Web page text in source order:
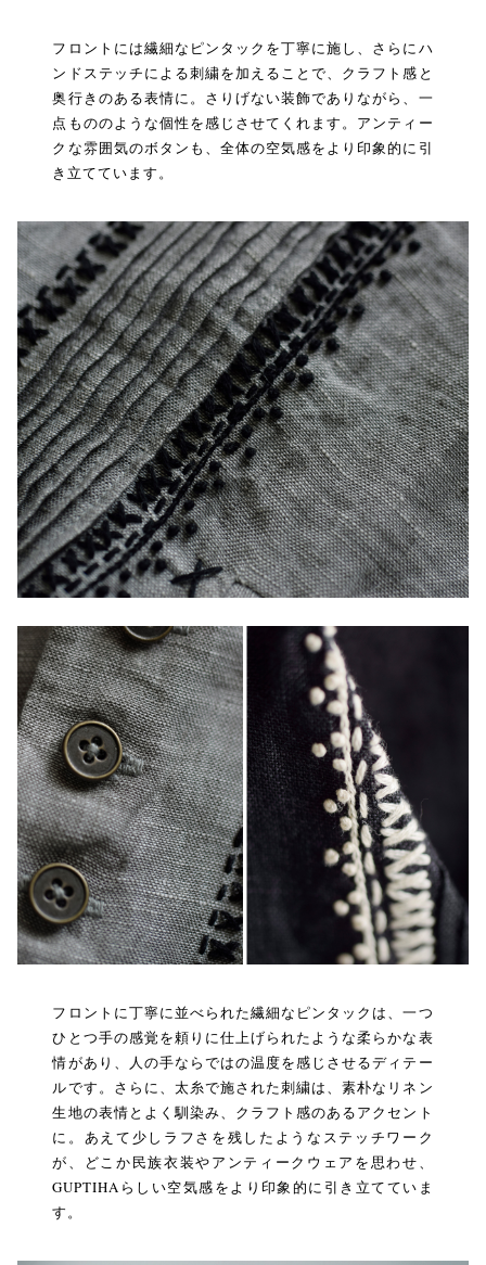
フロントには繊細なピンタックを丁寧に施し、さらにハ
ンドステッチによる刺繍を加えることで、クラフト感と
奥行きのある表情に。さりげない装飾でありながら、一
点もののような個性を感じさせてくれます。アンティー
クな雰囲気のボタンも、全体の空気感をより印象的に引
き立てています。
フロントに丁寧に並べられた繊細なピンタックは、一つ
ひとつ手の感覚を頼りに仕上げられたような柔らかな表
情があり、人の手ならではの温度を感じさせるディテー
ルです。さらに、太糸で施された刺繍は、素朴なリネン
生地の表情とよく馴染み、クラフト感のあるアクセント
に。あえて少しラフさを残したようなステッチワーク
が、どこか民族衣装やアンティークウェアを思わせ、
GUPTIHAらしい空気感をより印象的に引き立てていま
す。